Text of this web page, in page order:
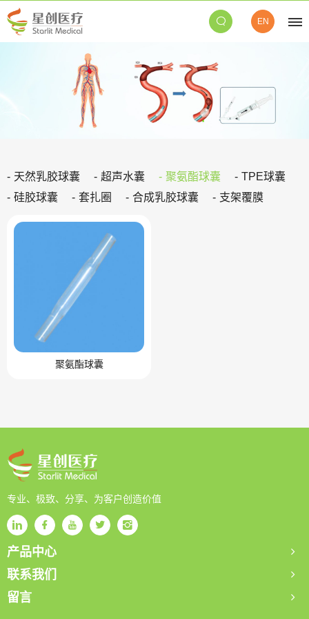
EN
天然乳胶球囊 超声水囊 聚氨酯球囊
TPE球囊
硅胶球囊
套扎圈 合成乳胶球囊 支架覆膜
聚氨酯球囊
专业、极致、分享、为客户创造价值
产品中心
联系我们
留言